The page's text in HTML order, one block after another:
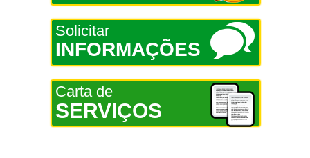
Solicitar
INFORMAÇÕES
Carta de
SERVIÇOS